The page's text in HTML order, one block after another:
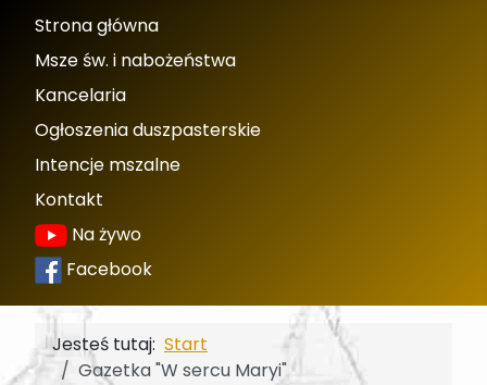
Strona główna
Msze św. i nabożeństwa
Kancelaria
Ogłoszenia duszpasterskie
Intencje mszalne
Kontakt
Na żywo
Facebook
Jesteś tutaj: Start
Gazetka "W sercu Maryi"